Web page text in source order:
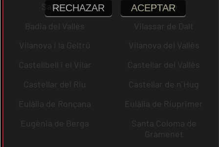
Sallent
Mataró
Badia del Vallès
Vilassar de Dalt
Vilanova i la Geltrú
Vilanova del Vallès
Castellbell i el Vilar
Castellar del Vallès
Castellar del Riu
Castellar de n´Hug
Eulàlia de Ronçana
Eulàlia de Riuprimer
Eugènia de Berga
Santa Coloma de
Gramenet
RECHAZAR ACEPTAR